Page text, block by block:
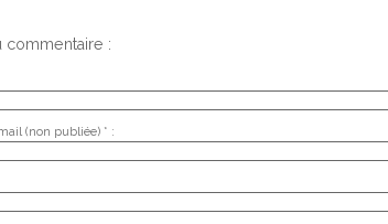
commentaire :
(non publiée) * :